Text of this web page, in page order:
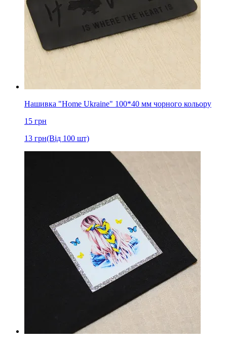
Нашивка "Home Ukraine" 100*40 мм чорного кольору
15 грн
13 грн(Від 100 шт)